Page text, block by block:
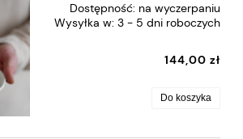
Dostępność: na wyczerpaniu
Wysyłka w: 3 - 5 dni roboczych
144,00 zł
Do koszyka